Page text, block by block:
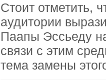
Стоит отметить,
аудитории
Паапы Эссьеду
связи с этим
тема замены